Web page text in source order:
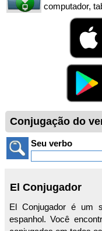
computador,
Conjugação do
Seu verbo
El Conjugador
El Conjugador é um
espanhol. Você